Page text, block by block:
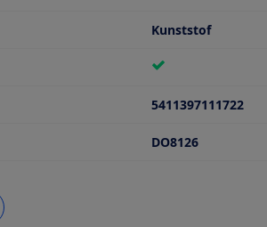
Materiaal Kunststof
voor Timer-functie
voor Barcode (EAN) 5411397111722
voor Fabrikantcode (SKU)
DO8126